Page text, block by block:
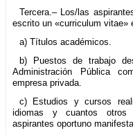
Tercera.– Los/las
escrito un «curriculum vitae»
a) Títulos académicos.
b) Puestos de trabajo
Administración Pública
empresa privada.
c) Estudios y cursos
idiomas y cuantos otros
aspirantes oportuno